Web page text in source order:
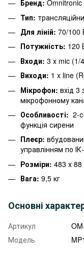
Бренд: Omnitronic
Тип:
Для ліній: 70/100
Потужність: 120
Входи: 3 х mic (1/
Виходи: 1 x line
Мікрофон: вхід 3
мікрофонному
Особливості: 2-
функція сирени
Плеєр:
управлінням по
Розміри: 483 х
Вага: 9,5 кг
Основні
Артикул
Модель